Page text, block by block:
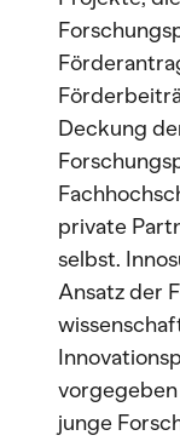
Deckung
private
selbst.
Ansatz der
junge